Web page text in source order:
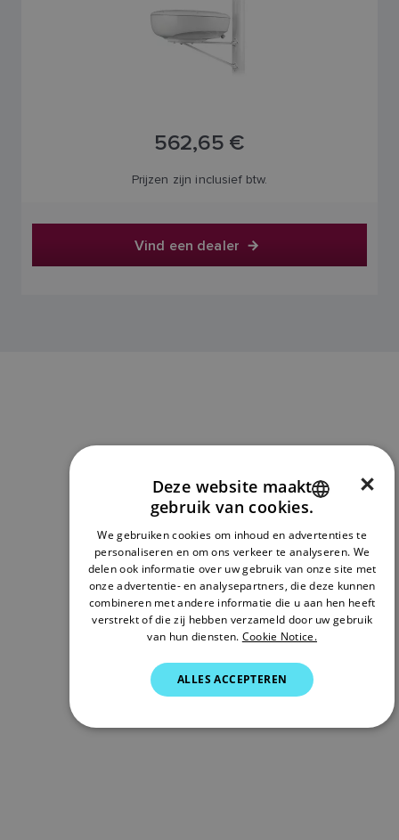
562,65 €
Prijzen zijn inclusief btw.
Vind een dealer
ENGLISH
FRENCH
DANISH
ITALIAN
SWEDISH
DUTCH
SPANISH
×
Deze website maakt
gebruik van cookies.
We gebruiken cookies om inhoud en advertenties te
personaliseren en om ons verkeer te analyseren. We
delen ook informatie over uw gebruik van onze site met
onze advertentie- en analysepartners, die deze kunnen
combineren met andere informatie die u aan hen heeft
verstrekt of die zij hebben verzameld door uw gebruik
van hun diensten. Cookie Notice.
ALLES ACCEPTEREN